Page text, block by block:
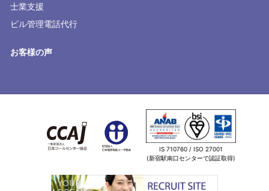
士業支援
ビル管理電話代行
お客様の声
IS 710760 / ISO 27001
(新宿駅南口センターで認証取得)